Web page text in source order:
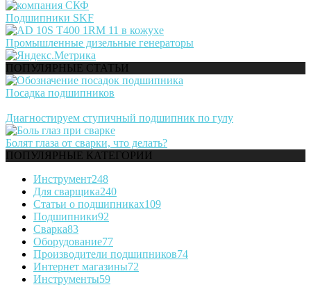
Подшипники SKF
Промышленные дизельные генераторы
ПОПУЛЯРНЫЕ СТАТЬИ
Посадка подшипников
Диагностируем ступичный подшипник по гулу
Болят глаза от сварки, что делать?
ПОПУЛЯРНЫЕ КАТЕГОРИИ
Инструмент248
Для сварщика240
Статьи о подшипниках109
Подшипники92
Сварка83
Оборудование77
Производители подшипников74
Интернет магазины72
Инструменты59